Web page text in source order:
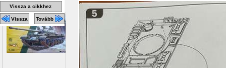
Vissza a cikkhez
Vissza Tovább